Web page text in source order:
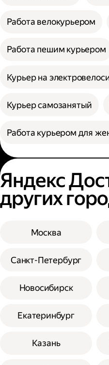
Работа велокурьером
Работа пешим курьером
Курьер на
Курьер самозанятый
Работа курьером для
Яндекс
других
Москва
Санкт-Петербург
Новосибирск
Екатеринбург
Казань